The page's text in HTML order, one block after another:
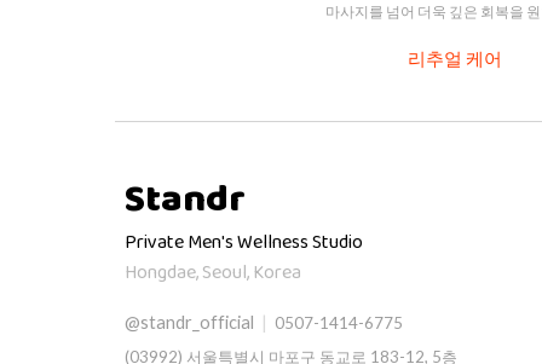
마사지를 넘어 더욱 깊은 회복을
리추얼 케어
Standr
Private Men's Wellness Studio
Hongdae, Seoul, Korea
@standr_official
0507-1414-6775
(03992) 서울특별시 마포구 동교로 183-12, 5층